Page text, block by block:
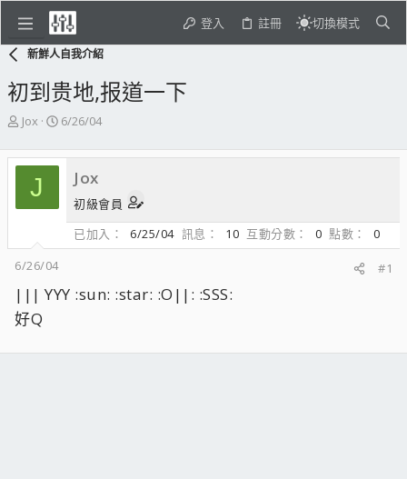
登入 註冊 切換模式
新鮮人自我介紹
初到贵地,报道一下
主
發
人
Jox
開
日
6/26/04
J Jox
初級會員
已加入
6/25/04 訊息 10 互動分數 0 點數
0
6/26/04
#1
||| YYY :sun: :star: :O||: :SSS:
好Q